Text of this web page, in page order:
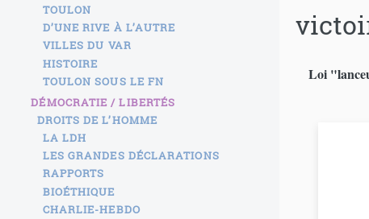
Loi
TOULON
D’UNE RIVE À L’AUTRE
VILLES DU VAR
HISTOIRE
TOULON SOUS LE FN
DÉMOCRATIE / LIBERTÉS
DROITS DE L’HOMME
LA LDH
LES GRANDES DÉCLARATIONS
RAPPORTS
BIOÉTHIQUE
CHARLIE-HEBDO